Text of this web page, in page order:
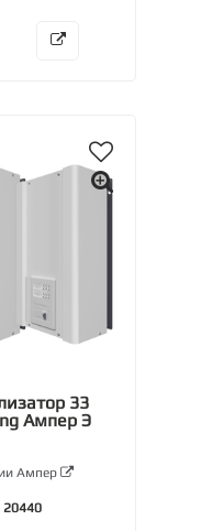
33
Ампер Э
Ампер
20440